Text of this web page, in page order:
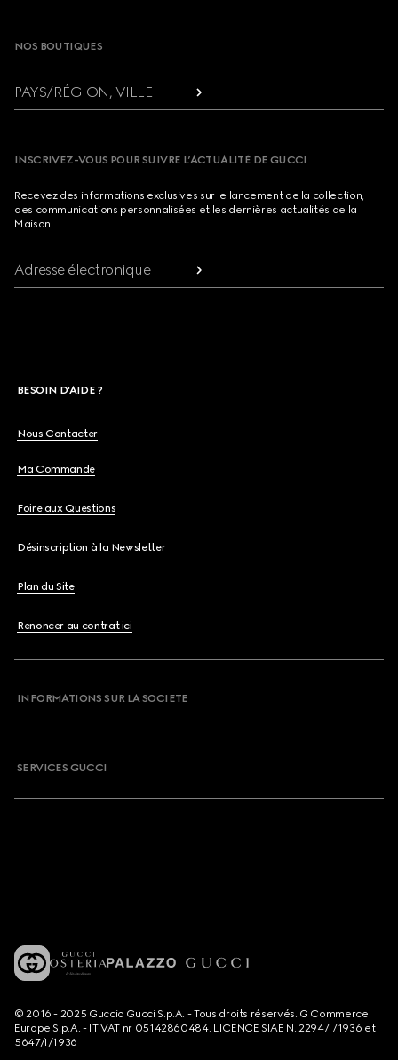
NOS BOUTIQUES
PAYS/RÉGION, VILLE
INSCRIVEZ-VOUS POUR SUIVRE L’ACTUALITÉ DE GUCCI
Recevez des informations exclusives sur le lancement de la collection,
des communications personnalisées et les dernières actualités de la
Maison.
Adresse électronique
BESOIN D'AIDE ?
Nous Contacter
Ma Commande
Foire aux Questions
Désinscription à la Newsletter
Plan du Site
Renoncer au contrat ici
INFORMATIONS SUR LA SOCIETE
SERVICES GUCCI
© 2016 - 2025 Guccio Gucci S.p.A. - Tous droits réservés. G Commerce
Europe S.p.A. - IT VAT nr 05142860484. LICENCE SIAE N. 2294/I/1936 et
5647/I/1936